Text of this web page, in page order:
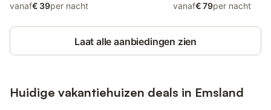
vanaf€ 39per nacht vanaf€ 79per nacht
Laat alle aanbiedingen zien
Huidige vakantiehuizen deals in Emsland